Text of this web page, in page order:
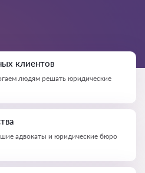
клиентов
людям решать юридические
адвокаты и юридические бюро